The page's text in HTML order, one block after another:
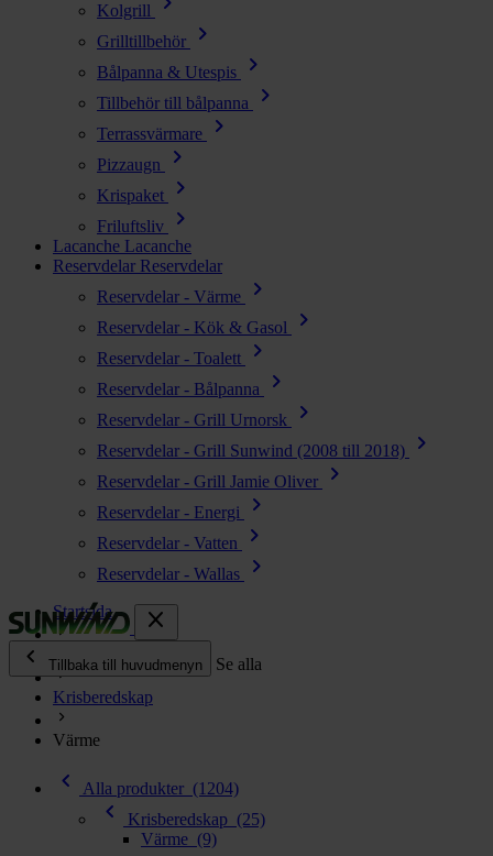
Kolgrill
Grilltillbehör chevron_right
Bålpanna & Utespis chevron_right
Tillbehör till bålpanna chevron_right
Terrassvärmare chevron_right
Pizzaugn chevron_right
Krispaket chevron_right
Friluftsliv chevron_right
Lacanche Lacanche
Reservdelar Reservdelar
Reservdelar - Värme
chevron_right
Reservdelar - Kök & Gasol chevron_right
Reservdelar - Toalett chevron_right
Reservdelar - Bålpanna chevron_right
Reservdelar - Grill Urnorsk chevron_right
Reservdelar - Grill Sunwind (2008 till 2018) chevron_right
Reservdelar - Grill Jamie Oliver chevron_right
Reservdelar - Energi chevron_right
Reservdelar - Vatten chevron_right
Reservdelar - Wallas
chevron_right
close
chevron_left
Tillbaka till huvudmenyn Se alla
Energi chevron_right
Värme chevron_right
Vatten
chevron_right
Startsida
Krisberedskap
Värme
chevron_left Alla produkter (1204)
chevron_left Krisberedskap (25)
Värme (9)